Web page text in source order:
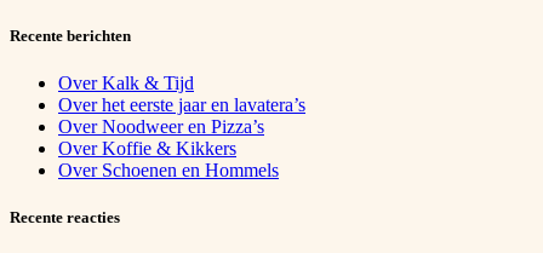
Recente berichten
Over Kalk & Tijd
Over het eerste jaar en lavatera’s
Over Noodweer en Pizza’s
Over Koffie & Kikkers
Over Schoenen en Hommels
Recente reacties